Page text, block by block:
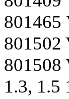
801465
801502
801508
1.3, 1.5